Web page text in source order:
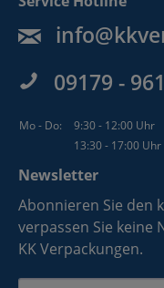
09179 -
Mo - Do: 9:30 - 12:00 Uhr
13:30 - 17:00 Uhr
Newsletter
Abonnieren Sie den
verpassen Sie keine
KK Verpackungen.